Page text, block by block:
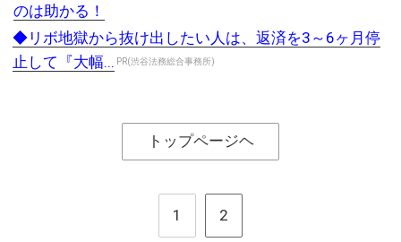
のは助かる！
◆リボ地獄から抜け出したい人は、返済を3～6ヶ月停
止して『大幅... PR(渋谷法務総合事務所)
トップページヘ
1 2